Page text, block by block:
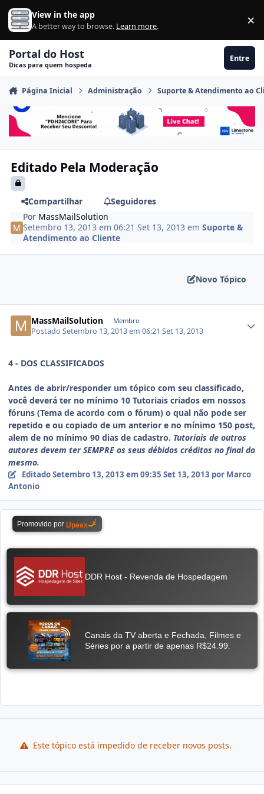
Ir para conteúdo
View in the app
A better way to browse. Learn more. ×
Portal do Host
Dicas para quem hospeda
Entre
Página Inicial Administração Suporte & Atendimento ao
Editado Pela Moderação
Compartilhar
Seguidores
Por MassMailSolution
Setembro 13, 2013 em 06:21Set 13, 2013 emSuporte &
Atendimento ao Cliente
Novo Tópico
MassMailSolution Membro
PostadoSetembro 13, 2013 em 06:21Set 13, 2013
4 - DOS CLASSIFICADOS
Antes de abrir/responder um tópico com seu classificado,
você deverá ter no mínimo 10 Tutoriais criados em nossos
fóruns (Tema de acordo com o fórum) o qual não pode ser
repetido e ou copiado de um anterior e no mínimo 150 post,
alem de no mínimo 90 dias de cadastro. Tutoriais de outros
autores devem ter SEMPRE os seus débidos créditos no final do
mesmo.
EditadoSetembro 13, 2013 em 09:35 Set 13, 2013 por Marco
Antonio
Este tópico está impedido de receber novos posts.